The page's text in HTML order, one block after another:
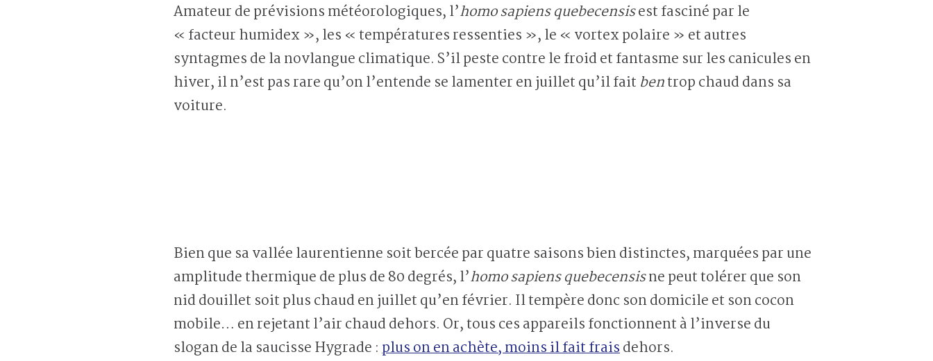
Amateur de prévisions météorologiques, l’homo sapiens quebecensisest fasciné par le
« facteur humidex », les « températures ressenties », le « vortex polaire » et autres
syntagmes de la novlangue climatique. S’il peste contre le froid et fantasme sur les canicules en
hiver, il n’est pas rare qu’on l’entende se lamenter en juillet qu’il fait bentrop chaud dans sa
voiture.
Bien que sa vallée laurentienne soit bercée par quatre saisons bien distinctes, marquées par une
amplitude thermique de plus de 80 degrés, l’homo sapiens quebecensisne peut tolérer que son
nid douillet soit plus chaud en juillet qu’en février. Il tempère donc son domicile et son cocon
mobile… en rejetant l’air chaud dehors. Or, tous ces appareils fonctionnent à l’inverse du
slogan de la saucisse Hygrade :plus on en achète, moins il fait fraisdehors.